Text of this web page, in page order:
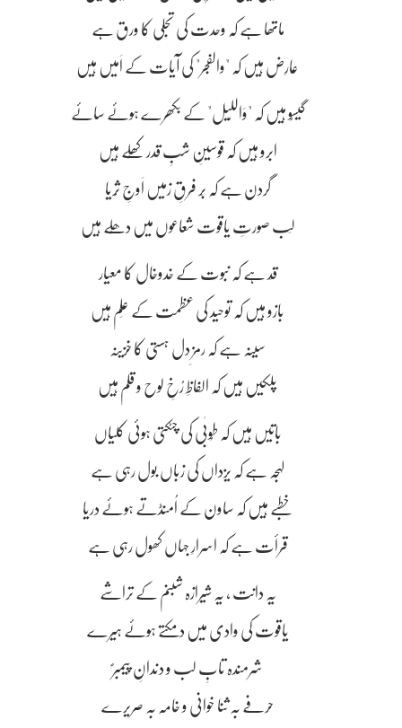
ماتھا ہے کہ وحدت کی تجلی کا ورق ہے
عارِض ہیں کہ "والفجر" کی آیات کے اَمیں ہیں
گیسُو ہیں کہ "وَاللَّیل" کے بکھرے ہوئے سائے
ابرو ہیں کہ قوسینِ شبِ قدر کھُلے ہیں
گردن ہے کہ بَر فرقِ زمیں اَوجِ ثُریا
لَب صورتِ یاقوت شعاعوں میں دھُلے ہیں
قَد ہے کہ نبوت کے خدوخال کا معیار
بازو ہیں کہ توحید کی عظمت کے عَلم ہیں
سینہ ہے کہ رمزِ دل ہستی کا خزینہ
پلکیں ہیں کہ الفاظِ رُخِ لوح و قلم ہیں
باتیں ہیں کہ طُوبٰی کی چٹکتی ہوئی کلیاں
لہجہ ہے کہ یزداں کی زباں بول رہی ہے
خطبے ہیں کہ ساون کے اُمنڈتے ہوئے دریا
قرأت ہے کہ اسرارِ جہاں کھول رہی ہے
یہ دانت ، یہ شیرازہ شبنم کے تراشے
یاقوت کی وادی میں دمکتے ہوئے ہیرے
شرمندہ تابِ لب و دندانِ پَیمبرؐ
حرفے بہ ثنا خوانی و خامہ بہ صریرے